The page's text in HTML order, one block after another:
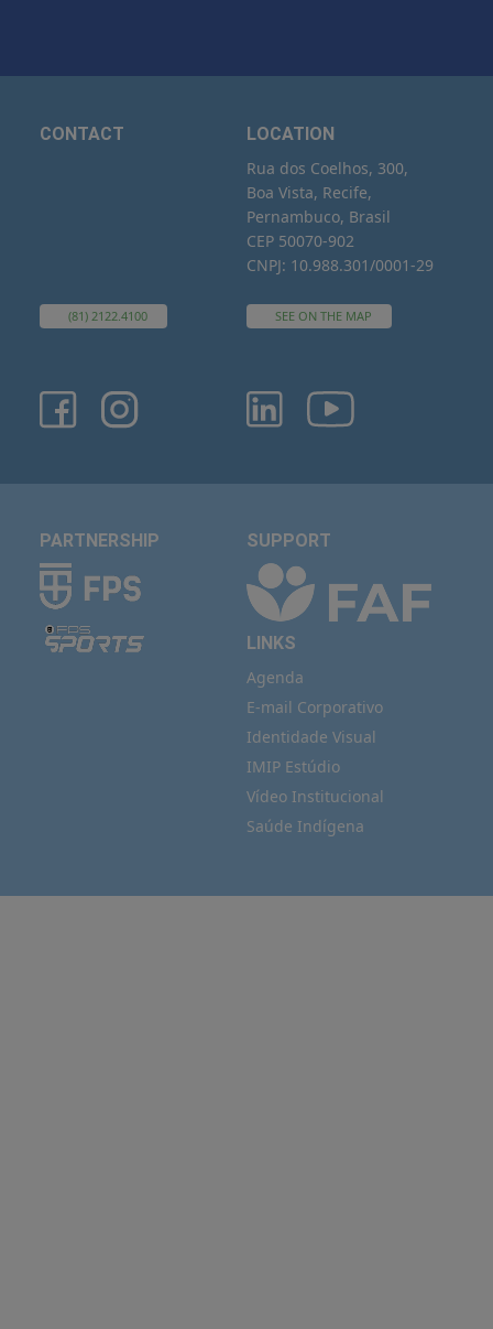
CONTACT
(81) 2122.4100
LOCATION
Rua dos Coelhos, 300,
Boa Vista, Recife,
Pernambuco, Brasil
CEP 50070-902
CNPJ: 10.988.301/0001-29
SEE ON THE MAP
PARTNERSHIP SUPPORT
LINKS
Agenda
E-mail Corporativo
Identidade Visual
IMIP Estúdio
Vídeo Institucional
Saúde Indígena